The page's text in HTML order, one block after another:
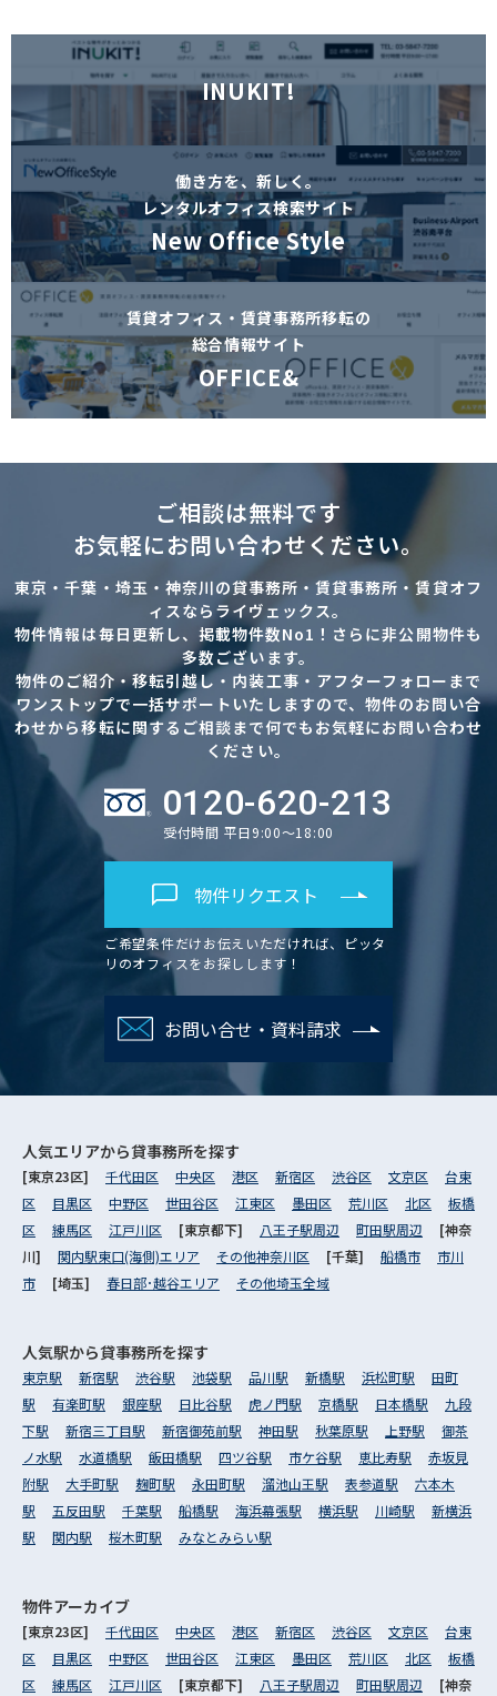
INUKIT!
働き方を、新しく。
レンタルオフィス検索サイト
New Office Style
賃貸オフィス・賃貸事務所移転の
総合情報サイト
OFFICE&
ご相談は無料です
お気軽にお問い合わせください。
東京・千葉・埼玉・神奈川の貸事務所・賃貸事務所・賃貸オフ
ィスならライヴェックス。
物件情報は毎日更新し、掲載物件数No1！さらに非公開物件も
多数ございます。
物件のご紹介・移転引越し・内装工事・アフターフォローまで
ワンストップで一括サポートいたしますので、物件のお問い合
わせから移転に関するご相談まで何でもお気軽にお問い合わせ
ください。
0120-620-213
受付時間 平日9:00～18:00
物件リクエスト
ご希望条件だけお伝えいただければ、ピッタ
リのオフィスをお探しします！
お問い合せ・資料請求
人気エリアから貸事務所を探す
[東京23区] 千代田区 中央区 港区 新宿区 渋谷区 文京区
台東
区
目黒区 中野区 世田谷区 江東区 墨田区 荒川区 北区
板橋
区
練馬区 江戸川区 [東京都下] 八王子駅周辺 町田駅周辺
[神奈
川] 関内駅東口(海側)エリア その他神奈川区 [千葉] 船橋市
市川
市
[埼玉] 春日部･越谷エリア その他埼玉全域
人気駅から貸事務所を探す
東京駅 新宿駅 渋谷駅 池袋駅 品川駅 新橋駅 浜松町駅
田町
駅
有楽町駅 銀座駅 日比谷駅 虎ノ門駅 京橋駅 日本橋駅
九段
下駅
新宿三丁目駅 新宿御苑前駅 神田駅 秋葉原駅 上野駅
御茶
ノ水駅
水道橋駅 飯田橋駅 四ツ谷駅 市ケ谷駅 恵比寿駅
赤坂見
附駅
大手町駅 麹町駅 永田町駅 溜池山王駅 表参道駅
六本木
駅
五反田駅 千葉駅 船橋駅 海浜幕張駅 横浜駅 川崎駅
新横浜
駅
関内駅 桜木町駅 みなとみらい駅
物件アーカイブ
[東京23区] 千代田区 中央区 港区 新宿区 渋谷区 文京区
台東
区
目黒区 中野区 世田谷区 江東区 墨田区 荒川区 北区
板橋
区
練馬区 江戸川区 [東京都下] 八王子駅周辺 町田駅周辺 [神奈